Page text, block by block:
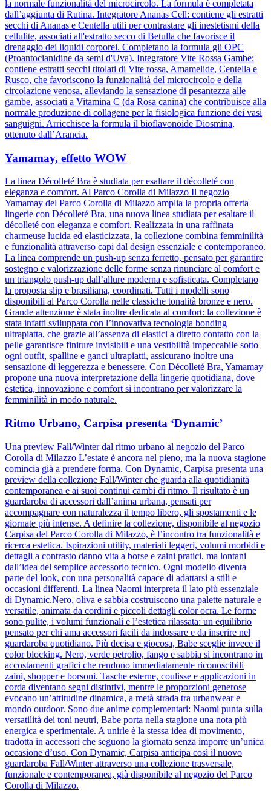
la normale funzionalità del microcircolo. La formula è completata
dall’aggiunta di Rutina. Integratore Ananas Cell: contiene gli estratti
secchi di Ananas e Centella utili per contrastare gli inestetismi della
cellulite, associati all'estratto secco di Betulla che favorisce il
drenaggio dei liquidi corporei. Completano la formula gli OPC
(Proantocianidine da semi d'Uva). Integratore Vite Rossa Gambe:
contiene estratti secchi titolati di Vite rossa, Amamelide, Centella e
Rusco, che favoriscono la funzionalità del microcircolo e della
circolazione venosa, alleviando la sensazione di pesantezza alle
gambe, associati a Vitamina C (da Rosa canina) che contribuisce alla
normale produzione di collagene per la fisiologica funzione dei vasi
sanguigni. Arricchisce la formula il bioflavonoide Diosmina,
ottenuto dall’Arancia.
Yamamay, effetto WOW
La linea Décolleté Bra è studiata per esaltare il décolleté con
eleganza e comfort. Al Parco Corolla di Milazzo Il negozio
Yamamay del Parco Corolla di Milazzo amplia la propria offerta
lingerie con Décolleté Bra, una nuova linea studiata per esaltare il
décolleté con eleganza e comfort. Realizzata in una raffinata
charmeuse lucida ed elasticizzata, la collezione combina femminilità
e funzionalità attraverso capi dal design essenziale e contemporaneo.
La linea comprende un push-up senza ferretto, pensato per garantire
sostegno e valorizzazione delle forme senza rinunciare al comfort e
un triangolo push-up dall’allure moderna e sofisticata. Completano
la proposta slip e brasiliana, coordinati. Tutti i modelli sono
disponibili al Parco Corolla nelle classiche tonalità bronze e nero.
Grande attenzione è stata inoltre dedicata al comfort: la collezione è
stata infatti sviluppata con l’innovativa tecnologia bonding
ultrapiatta, che grazie all’assenza di elastici a diretto contatto con la
pelle garantisce finiture invisibili e una vestibilità impeccabile sotto
ogni outfit, spalline e ganci ultrapiatti, assicurano inoltre una
sensazione di leggerezza e benessere. Con Décolleté Bra, Yamamay
propone una nuova interpretazione della lingerie quotidiana, dove
estetica, innovazione e comfort si incontrano per valorizzare la
femminilità in modo naturale.
Ritmo Urbano, Carpisa presenta ‘Dynamic’
Una preview Fall/Winter dal ritmo urbano al negozio del Parco
Corolla di Milazzo L’estate è ancora nel pieno, ma la nuova stagione
comincia già a prendere forma. Con Dynamic, Carpisa presenta una
preview della collezione Fall/Winter che guarda alla quotidianità
contemporanea e ai suoi continui cambi di ritmo. Il risultato è un
guardaroba di accessori dall’anima urbana, pensati per
accompagnare con naturalezza il tempo libero, gli spostamenti e le
giornate più intense. A definire la collezione, disponibile al negozio
Carpisa del Parco Corolla di Milazzo, è l’incontro tra funzionalità e
ricerca estetica. Ispirazioni utility, materiali leggeri, volumi morbidi e
dettagli a contrasto danno vita a borse e zaini pratici, ma lontani
dall’idea del semplice accessorio tecnico. Ogni modello diventa
parte del look, con una personalità capace di adattarsi a stili e
occasioni differenti. La linea Naomi interpreta il lato più essenziale
di Dynamic.Nero, oliva e sabbia costruiscono una palette naturale e
versatile, animata da cordini e piccoli dettagli color ocra. Le forme
sono pulite, i volumi funzionali e l’estetica rilassata: un equilibrio
pensato per chi ama accessori facili da indossare e da inserire nel
guardaroba quotidiano. Più decisa e giocosa, Babe sceglie invece il
color blocking. Nero, verde petrolio, fango e sabbia si incontrano in
accostamenti grafici che rendono immediatamente riconoscibili
zaini, shopper e borsoni. Tasche esterne, coulisse e applicazioni in
corda diventano segni distintivi, mentre le proporzioni generose
evocano un’attitudine dinamica, a metà strada tra urbanwear e
mondo outdoor. Sono due anime complementari: Naomi punta sulla
versatilità dei toni neutri, Babe porta nella stagione una nota più
energica e sperimentale. A unirle è la stessa idea di movimento,
tradotta in accessori che seguono la giornata senza imporre un’unica
occasione d’uso. Con Dynamic, Carpisa anticipa così il nuovo
guardaroba Fall/Winter attraverso una collezione trasversale,
funzionale e contemporanea, già disponibile al negozio del Parco
Corolla di Milazzo.